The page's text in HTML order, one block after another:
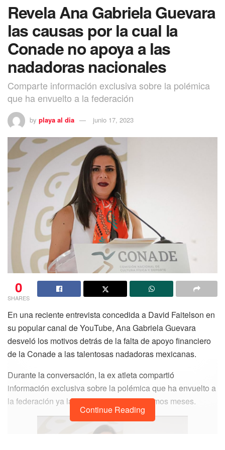
Revela Ana Gabriela Guevara
las causas por la cual la
Conade no apoya a las
nadadoras nacionales
Comparte información exclusiva sobre la polémica
que ha envuelto a la federación
by playa al dia junio 17, 2023
0
SHARES
En una reciente entrevista concedida a David Faitelson en
su popular canal de YouTube, Ana Gabriela Guevara
desveló los motivos detrás de la falta de apoyo financiero
de la Conade a las talentosas nadadoras mexicanas.
Durante la conversación, la ex atleta compartió
información exclusiva sobre la polémica que ha envuelto a
la federación ya las nadadoras en los últimos meses.
Continue Reading